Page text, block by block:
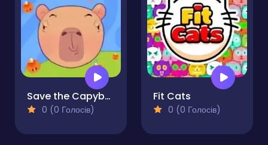
Save the Capybara
0 (0 Голосів)
Fit Cats
0 (0 Голосів)